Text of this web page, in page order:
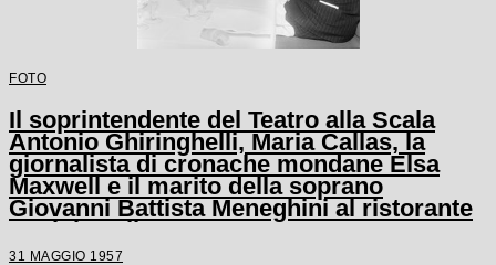
FOTO
Il soprintendente del Teatro alla Scala
Antonio Ghiringhelli, Maria Callas, la
giornalista di cronache mondane Elsa
Maxwell e il marito della soprano
Giovanni Battista Meneghini al ristorante
Savini a Milano
31 MAGGIO 1957